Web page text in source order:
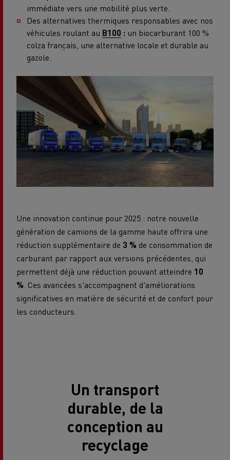
immédiate vers une mobilité plus verte.
Des alternatives thermiques responsables avec nos
véhicules roulant au B100 : un biocarburant 100 %
colza français, une alternative locale et durable au
gazole.
Une innovation continue pour 2025 : notre nouvelle
génération de camions de la gamme haute offrira une
réduction supplémentaire de 3 % de consommation de
carburant par rapport aux versions précédentes, qui
permettent déjà une réduction pouvant atteindre 10
%. Ces avancées s'accompagnent d'améliorations
significatives en matière de sécurité et de confort pour
les conducteurs.
Un transport
durable, de la
conception au
recyclage